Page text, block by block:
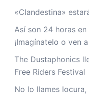
«Clandestina»
Así son 24 horas en
¡Imagínatelo o ven
The Dustaphonics
Free Riders Festival
No lo llames